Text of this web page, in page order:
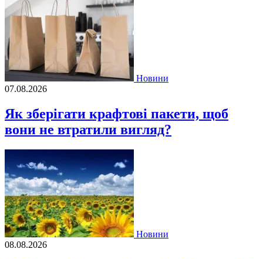
Новини
07.08.2026
Як зберігати крафтові пакети, щоб
вони не втратили вигляд?
Новини
08.08.2026